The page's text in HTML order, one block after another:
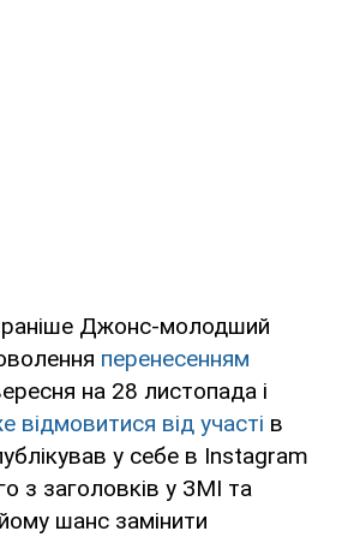
Джонс-молодший
перенесенням
на 28 листопада і
відмовитися від участі в
у себе в Instagram
з заголовків у ЗМІ та
шанс замінити